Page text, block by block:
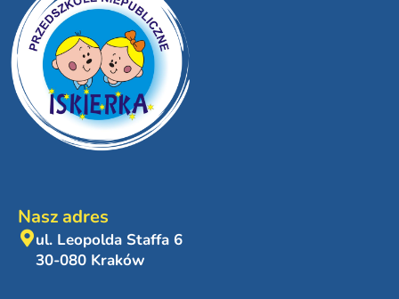
Nasz adres
ul. Leopolda Staffa 6
30-080 Kraków